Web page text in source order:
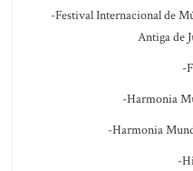
-Festival Internacional de
Antiga de
-
-Harmonia
-Harmonia
-